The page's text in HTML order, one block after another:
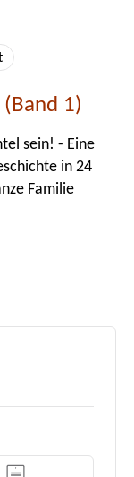
1)
sein! - Eine
in 24
Familie